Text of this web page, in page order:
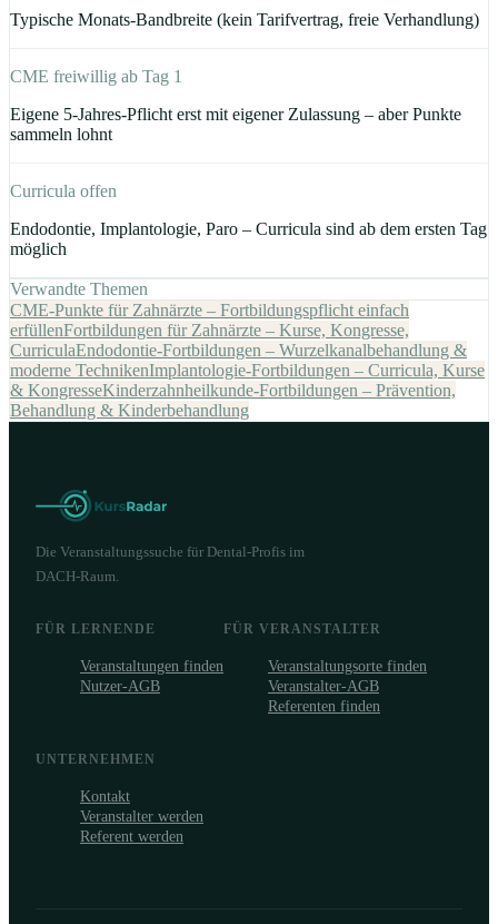
Typische Monats-Bandbreite (kein Tarifvertrag, freie Verhandlung)
CME freiwillig ab Tag 1
Eigene 5-Jahres-Pflicht erst mit eigener Zulassung – aber Punkte
sammeln lohnt
Curricula offen
Endodontie, Implantologie, Paro – Curricula sind ab dem ersten Tag
möglich
Verwandte Themen
CME-Punkte für Zahnärzte – Fortbildungspflicht einfach
erfüllenFortbildungen für Zahnärzte – Kurse, Kongresse,
CurriculaEndodontie-Fortbildungen – Wurzelkanalbehandlung &
moderne TechnikenImplantologie-Fortbildungen – Curricula, Kurse
& KongresseKinderzahnheilkunde-Fortbildungen – Prävention,
Behandlung & Kinderbehandlung
Die Veranstaltungssuche für Dental-Profis im
DACH-Raum.
FÜR LERNENDE
Veranstaltungen finden
Nutzer-AGB
FÜR VERANSTALTER
Veranstaltungsorte finden
Veranstalter-AGB
Referenten finden
UNTERNEHMEN
Kontakt
Veranstalter werden
Referent werden